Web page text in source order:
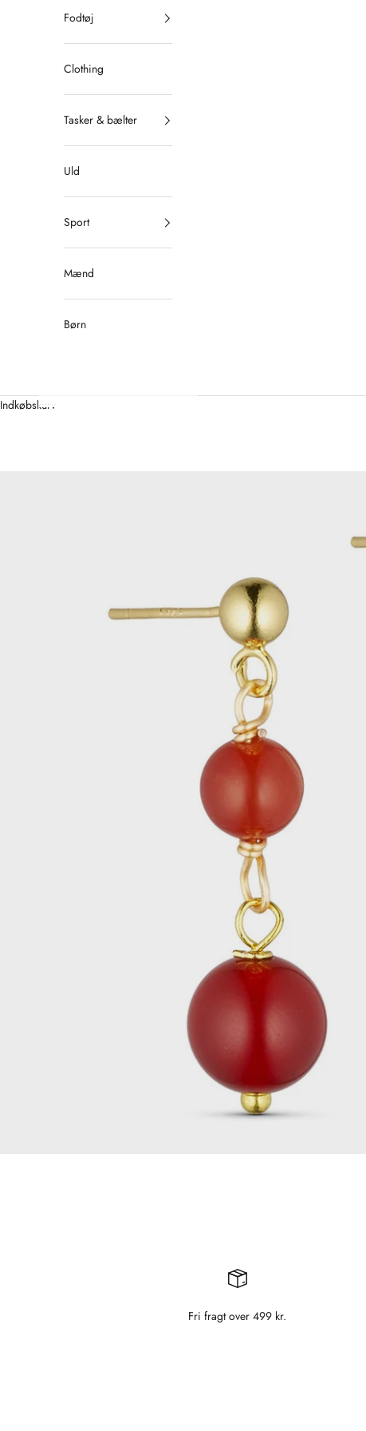
Fodtøj
Clothing
Tasker & bælter
Uld
Sport
Mænd
Børn
Indkøbskurv
Fri fragt over 499 kr.